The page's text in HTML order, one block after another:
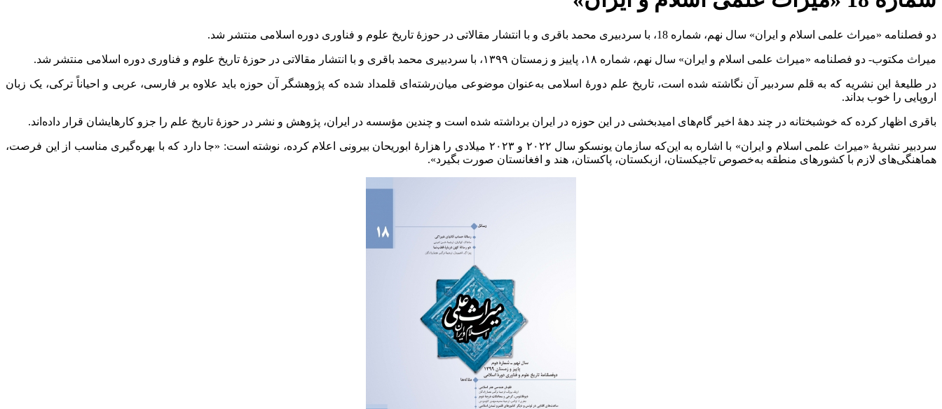
دو فصلنامه «میراث علمی اسلام و ایران» سال نهم، شماره 18، با سردبیری محمد باقری و با انتشار مقالاتی در حوزۀ تاریخ علوم و فناوری دوره اسلامی منتشر شد.
میراث مکتوب- دو فصلنامه «میراث علمی اسلام و ایران» سال نهم، شماره ۱۸، پاییز و زمستان ۱۳۹۹، با سردبیری محمد باقری و با انتشار مقالاتی در حوزۀ تاریخ علوم و فناوری دوره اسلامی منتشر شد.
در طلیعۀ این نشریه که به قلم سردبیر آن نگاشته شده است، تاریخ علم دورۀ اسلامی به‌عنوان موضوعی میان‌رشته‌ای قلمداد شده که پژوهشگر آن حوزه باید علاوه بر فارسی، عربی و احیاناً ترکی، یک زبان
اروپایی را خوب بداند.
باقری اظهار کرده که خوشبختانه در چند دهۀ اخیر گام‌های امیدبخشی در این حوزه در ایران برداشته شده است و چندین مؤسسه در ایران، پژوهش و نشر در حوزۀ تاریخ علم را جزو کارهایشان قرار داده‌اند.
سردبیر نشریۀ «میراث علمی اسلام و ایران» با اشاره به این‌که سازمان یونسکو سال ۲۰۲۲ و ۲۰۲۳ میلادی را هزارۀ ابوریحان بیرونی اعلام کرده، نوشته است: «جا دارد که با بهره‌گیری مناسب از این فرصت،
هماهنگی‌های لازم با کشورهای منطقه به‌خصوص تاجیکستان، ازبکستان، پاکستان، هند و افغانستان صورت بگیرد».